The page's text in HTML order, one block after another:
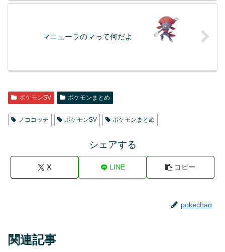
マニューラのマって何だよ
ポケモンSV ポケモンまとめ
ノココッチ ポケモンSV ポケモンまとめ
シェアする
X LINE コピー
pokechan
関連記事